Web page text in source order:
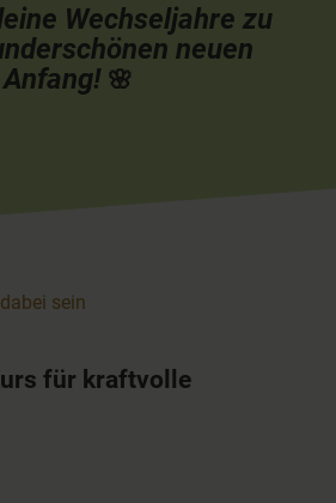
Wechseljahre zu
neuen
Anfang! 🌸
sein
für kraftvolle